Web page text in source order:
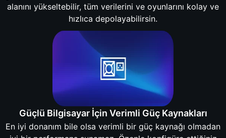
alanını yükseltebilir, tüm verilerini ve oyunlarını kolay ve
hızlıca depolayabilirsin.
Güçlü Bilgisayar İçin Verimli Güç Kaynakları
En iyi donanım bile olsa verimli bir güç kaynağı olmadan